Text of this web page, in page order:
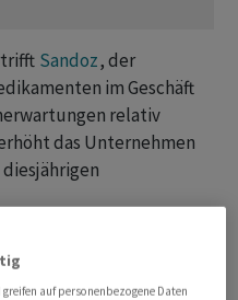
Sandoz, der
im Geschäft
relativ
das Unternehmen
im frühen Handel am
auf personenbezogene Daten